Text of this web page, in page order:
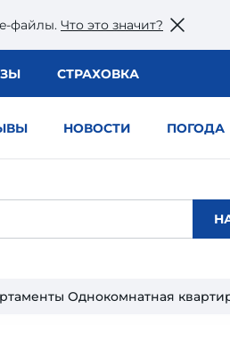
файлы. Что это значит?
СТРАХОВКА
НОВОСТИ ПОГОДА
Однокомнатная